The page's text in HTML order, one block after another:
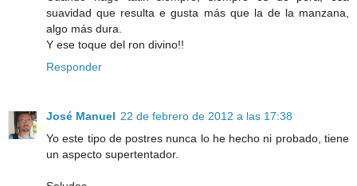
suavidad que resulta e gusta más que la de la manzana,
algo más dura.
Y ese toque del ron divino!!
Responder
José Manuel 22 de febrero de 2012 a las 17:38
Yo este tipo de postres nunca lo he hecho ni probado, tiene
un aspecto supertentador.